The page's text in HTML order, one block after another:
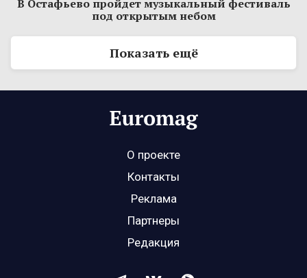
В Остафьево пройдет музыкальный фестиваль
под открытым небом
Показать ещё
О проекте
Контакты
Реклама
Партнеры
Редакция